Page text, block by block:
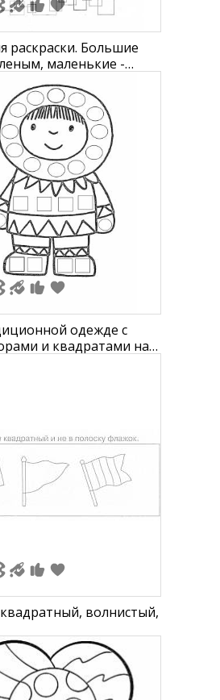
раскраски. Большие
маленькие -
одежде с
и квадратами на
волнистый,